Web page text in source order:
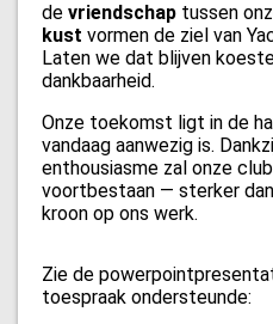
de vriendschap tussen
kust vormen de ziel van
Laten we dat blijven
dankbaarheid.
Onze toekomst ligt in de
vandaag aanwezig is.
enthousiasme zal onze
voortbestaan — sterker
kroon op ons werk.
Zie de
toespraak ondersteunde: